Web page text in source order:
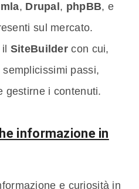
, Drupal , phpBB, e
sul mercato.
SiteBuilder con cui,
passi,
gestirne i contenuti.
informazione in
e curiosità in